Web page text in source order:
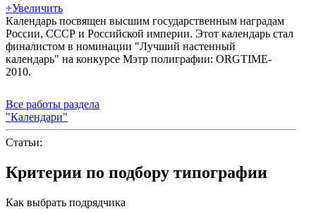
+Увеличить
Календарь посвящен высшим государственным наградам
России, СССР и Российской империи. Этот календарь стал
финалистом в номинации "Лучший настенный
календарь" на конкурсе Мэтр полиграфии: ORGTIME-
2010.
Все работы раздела
"Календари"
Статьи:
Критерии по подбору типографии
Как выбрать подрядчика